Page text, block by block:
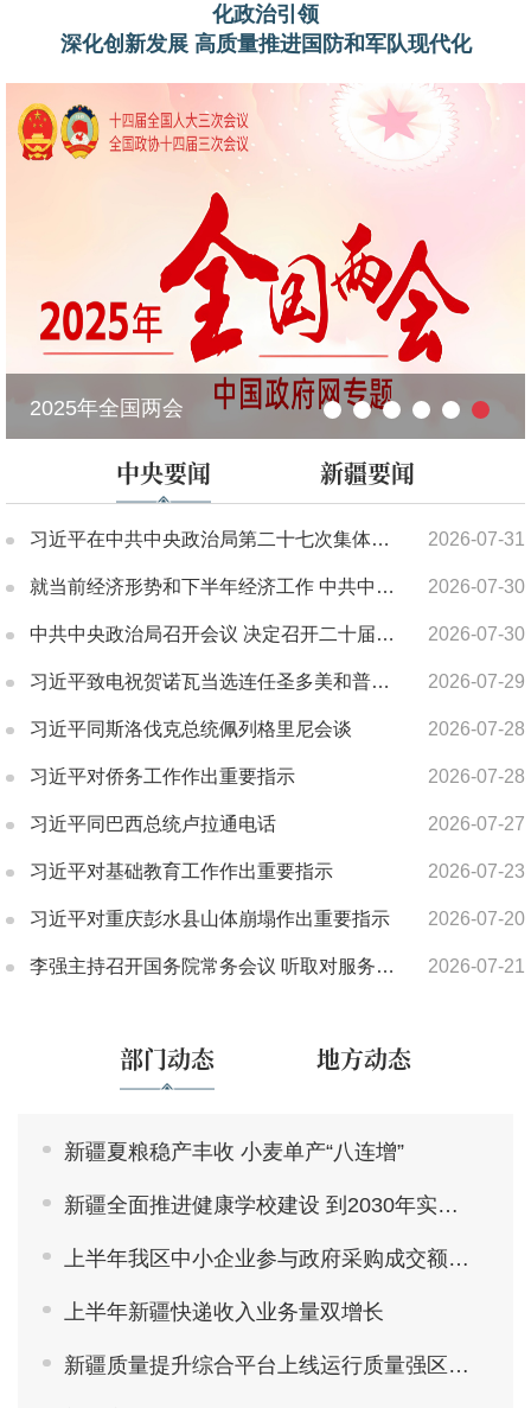
化政治引领
深化创新发展 高质量推进国防和军队现代化
2025年全国两会
中央要闻 新疆要闻
2026-07-31
习近平在中共中央政治局第二十七次集体学习时强调 强化政治引领 深化创新发展 高质量推进国防和军队现代化
2026-07-30
就当前经济形势和下半年经济工作 中共中央召开党外人士座谈会习近平主持并发表重要讲话
2026-07-30
中共中央政治局召开会议 决定召开二十届五中全会 分析研究当前经济形势和经济工作 中共中央总书记习近平主持会议
2026-07-29
习近平致电祝贺诺瓦当选连任圣多美和普林西比总统
2026-07-28
习近平同斯洛伐克总统佩列格里尼会谈
2026-07-28
习近平对侨务工作作出重要指示
2026-07-27
习近平同巴西总统卢拉通电话
2026-07-23
习近平对基础教育工作作出重要指示
2026-07-20
习近平对重庆彭水县山体崩塌作出重要指示
2026-07-21
李强主持召开国务院常务会议 听取对服务业扩能提质和“六张网”规划建设督查情况汇报等
部门动态 地方动态
新疆夏粮稳产丰收 小麦单产“八连增”
新疆全面推进健康学校建设 到2030年实现全覆盖
上半年我区中小企业参与政府采购成交额创新高
上半年新疆快递收入业务量双增长
新疆质量提升综合平台上线运行质量强区建设迈入数字化协同治理新阶段